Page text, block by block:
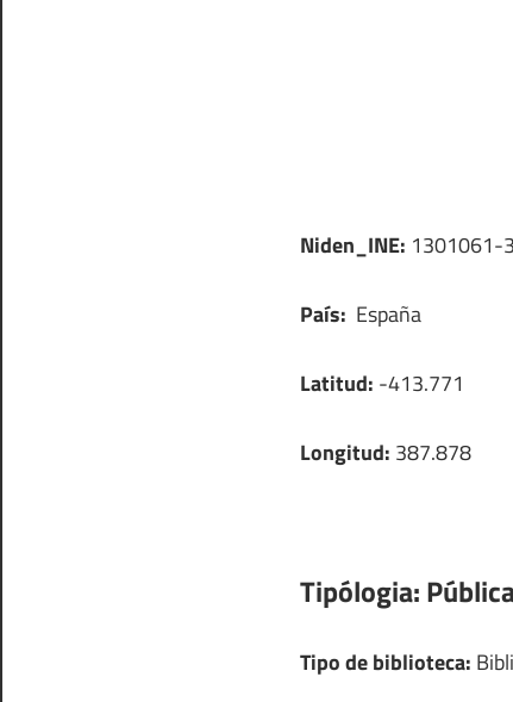
Niden_INE: 1301061-
País: España
Latitud: -413.771
Longitud: 387.878
Tipólogia:
Tipo de biblioteca: